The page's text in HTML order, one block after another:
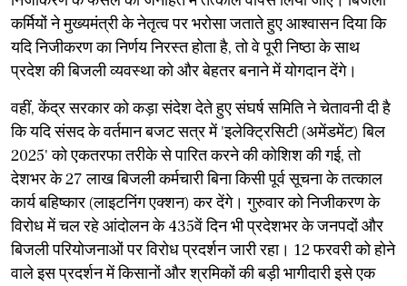
कर्मियों ने मुख्यमंत्री के नेतृत्व पर भरोसा जताते हुए आश्वासन दिया कि
यदि निजीकरण का निर्णय निरस्त होता है, तो वे पूरी निष्ठा के साथ
प्रदेश की बिजली व्यवस्था को और बेहतर बनाने में योगदान देंगे।
​वहीं, केंद्र सरकार को कड़ा संदेश देते हुए संघर्ष समिति ने चेतावनी दी है
कि यदि संसद के वर्तमान बजट सत्र में 'इलेक्ट्रिसिटी (अमेंडमेंट) बिल
2025' को एकतरफा तरीके से पारित करने की कोशिश की गई, तो
देशभर के 27 लाख बिजली कर्मचारी बिना किसी पूर्व सूचना के तत्काल
कार्य बहिष्कार (लाइटनिंग एक्शन) कर देंगे। गुरुवार को निजीकरण के
विरोध में चल रहे आंदोलन के 435वें दिन भी प्रदेशभर के जनपदों और
बिजली परियोजनाओं पर विरोध प्रदर्शन जारी रहा। 12 फरवरी को होने
वाले इस प्रदर्शन में किसानों और श्रमिकों की बड़ी भागीदारी इसे एक